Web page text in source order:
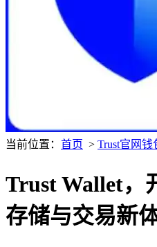
当前位置： 首页 > Trust官网钱
Trust Wallet，
存储与交易新